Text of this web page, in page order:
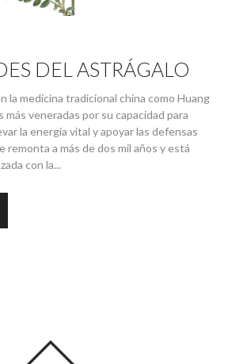
DEL ASTRÁGALO
la medicina tradicional china como Huang
más veneradas por su capacidad para
la energía vital y apoyar las defensas
remonta a más de dos mil años y está
con la...